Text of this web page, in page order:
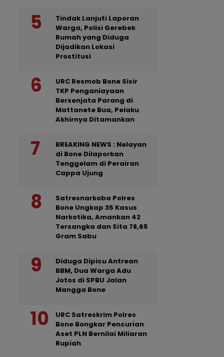
Tindak Lanjuti Laporan
Warga, Polisi Gerebek
Rumah yang Diduga
Dijadikan Lokasi
Prostitusi
URC Resmob Bone Sisir
TKP Penganiayaan
Bersenjata Parang di
Mattanete Bua, Pelaku
Akhirnya Ditamankan
BREAKING NEWS : Nelayan
di Bone Dilaporkan
Tenggelam di Perairan
Cappa Ujung
Satresnarkoba Polres
Bone Ungkap 35 Kasus
Narkotika, Amankan 42
Tersangka dan Sita 78,65
Gram Sabu
Diduga Dipicu Antrean
BBM, Dua Warga Adu
Jotos di SPBU Jalan
Mangga Bone
URC Satreskrim Polres
Bone Bongkar Pencurian
Aset PLN Bernilai Miliaran
Rupiah